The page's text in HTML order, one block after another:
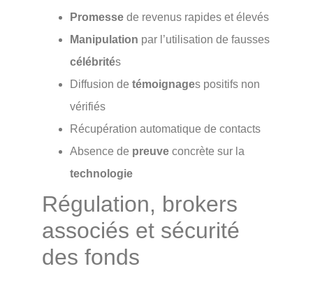
Promesse de revenus rapides et élevés
Manipulation par l’utilisation de fausses
célébrités
Diffusion de témoignages positifs non
vérifiés
Récupération automatique de contacts
Absence de preuve concrète sur la
technologie
Régulation, brokers
associés et sécurité
des fonds